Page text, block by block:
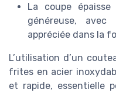
La coupe
généreuse,
appréciée dans la
L’utilisation d’un
frites en acier
et rapide, essentielle